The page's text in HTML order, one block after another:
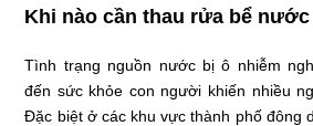
Khi nào cần thau rửa bể nước
Tình trạng nguồn nước bị ô nhiễm
đến sức khỏe con người khiến nhiều
Đặc biệt ở các khu vực thành phố đông